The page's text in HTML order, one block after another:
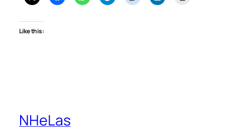
Like this:
NHeLas